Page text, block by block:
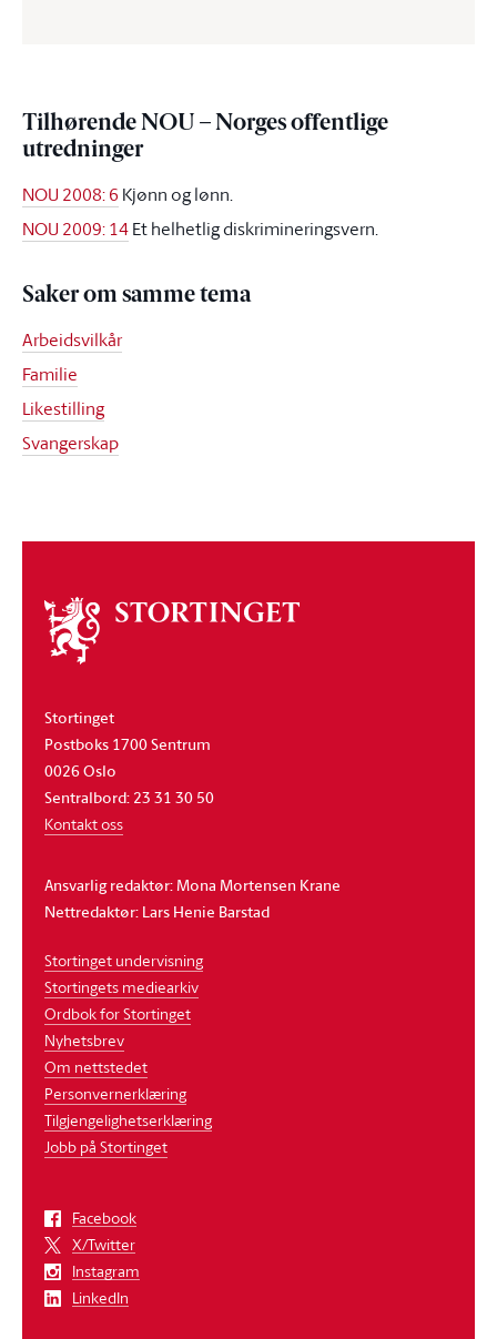
Tilhørende NOU – Norges offentlige
utredninger
NOU 2008: 6 Kjønn og lønn.
NOU 2009: 14Et helhetlig diskrimineringsvern.
Saker om samme tema
Arbeidsvilkår
Familie
Likestilling
Svangerskap
Om
stortinget
Stortinget
Postboks 1700 Sentrum
0026 Oslo
Sentralbord: 23 31 30 50
Kontakt oss
Ansvarlig redaktør: Mona Mortensen Krane
Nettredaktør: Lars Henie Barstad
Stortinget undervisning
Stortingets mediearkiv
Ordbok for Stortinget
Nyhetsbrev
Om nettstedet
Personvernerklæring
Tilgjengelighetserklæring
Jobb på Stortinget
Facebook
X/Twitter
Instagram
LinkedIn